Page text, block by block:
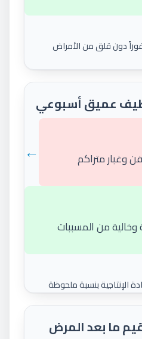
دون قلق من الأمراض
عميق أسبوعي
وغبار متراكم ←
من المسببات
الإنتاجية بنسبة ملحوظة
ما بعد المرض